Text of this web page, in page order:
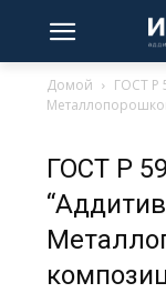
Домой
ГОСТ Р
ГОСТ Р